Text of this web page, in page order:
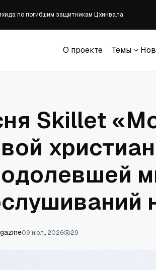
по погибшим защитникам Цхинвала
школ призвали сохранять веру и
свободы вероисповедания для Сирии
О проекте
Темы
Skillet
09 июл., 2026 29